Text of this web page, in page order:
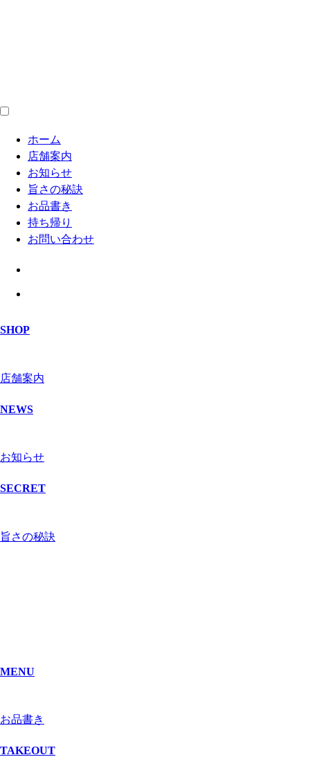
ホーム
店舗案内
お知らせ
旨さの秘訣
お品書き
持ち帰り
お問い合わせ
SHOP
店舗案内
NEWS
お知らせ
SECRET
旨さの秘訣
MENU
お品書き
TAKEOUT